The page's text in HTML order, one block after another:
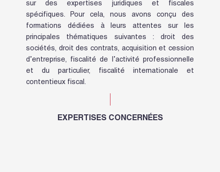
sur des expertises juridiques et fiscales
spécifiques. Pour cela, nous avons conçu des
formations dédiées à leurs attentes sur les
principales thématiques suivantes : droit des
sociétés, droit des contrats, acquisition et cession
d’entreprise, fiscalité de l’activité professionnelle
et du particulier, fiscalité internationale et
contentieux fiscal.
EXPERTISES CONCERNÉES